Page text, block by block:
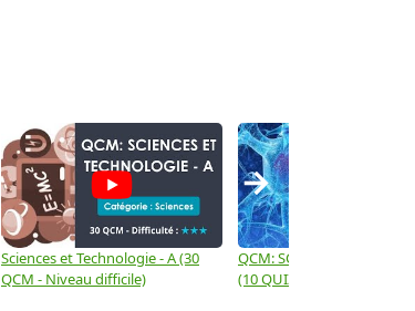
Sciences et Technologie - A (30
QCM - Niveau difficile)
QCM: SCIENCES
(10 QUIZ - Niveau
→